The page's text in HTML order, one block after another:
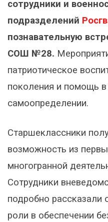
сотрудники и
подразделений
познавательную
СОШ №28.
патриотическое
поколения и помощь
самоопределении.
Старшеклассники
возможность из
многогранной
Сотрудники
подробно рассказали
роли в обеспечении